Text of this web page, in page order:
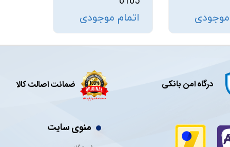
موجودی
اتمام موجودی
منوی سایت
درگاه امن بانکی ضمانت اصالت کالا